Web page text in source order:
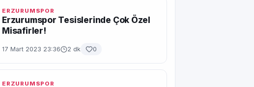
ERZURUMSPOR
Erzurumspor Tesislerinde Çok Özel
Misafirler!
17 Mart 2023 23:36 2 dk 0
ERZURUMSPOR